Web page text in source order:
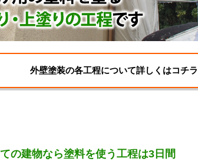
外壁塗装の各工程について詳しくはコチラ
の建物なら塗料を使う工程は3日間